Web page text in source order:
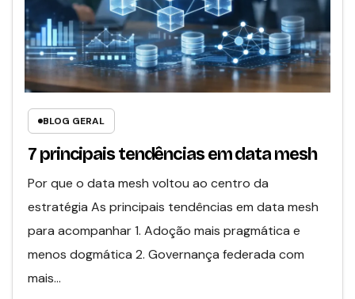
BLOG GERAL
7 principais tendências em data mesh
Por que o data mesh voltou ao centro da
estratégia As principais tendências em data mesh
para acompanhar 1. Adoção mais pragmática e
menos dogmática 2. Governança federada com
mais…